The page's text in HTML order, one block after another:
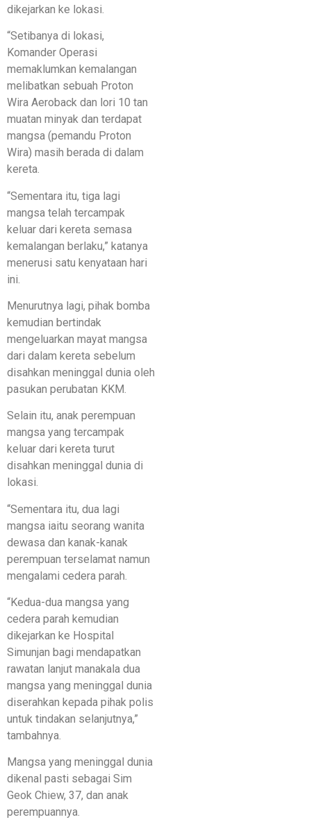
dikejarkan ke lokasi.
“Setibanya di lokasi,
Komander Operasi
memaklumkan kemalangan
melibatkan sebuah Proton
Wira Aeroback dan lori 10 tan
muatan minyak dan terdapat
mangsa (pemandu Proton
Wira) masih berada di dalam
kereta.
“Sementara itu, tiga lagi
mangsa telah tercampak
keluar dari kereta semasa
kemalangan berlaku,” katanya
menerusi satu kenyataan hari
ini.
Menurutnya lagi, pihak bomba
kemudian bertindak
mengeluarkan mayat mangsa
dari dalam kereta sebelum
disahkan meninggal dunia oleh
pasukan perubatan KKM.
Selain itu, anak perempuan
mangsa yang tercampak
keluar dari kereta turut
disahkan meninggal dunia di
lokasi.
“Sementara itu, dua lagi
mangsa iaitu seorang wanita
dewasa dan kanak-kanak
perempuan terselamat namun
mengalami cedera parah.
“Kedua-dua mangsa yang
cedera parah kemudian
dikejarkan ke Hospital
Simunjan bagi mendapatkan
rawatan lanjut manakala dua
mangsa yang meninggal dunia
diserahkan kepada pihak polis
untuk tindakan selanjutnya,”
tambahnya.
Mangsa yang meninggal dunia
dikenal pasti sebagai Sim
Geok Chiew, 37, dan anak
perempuannya.